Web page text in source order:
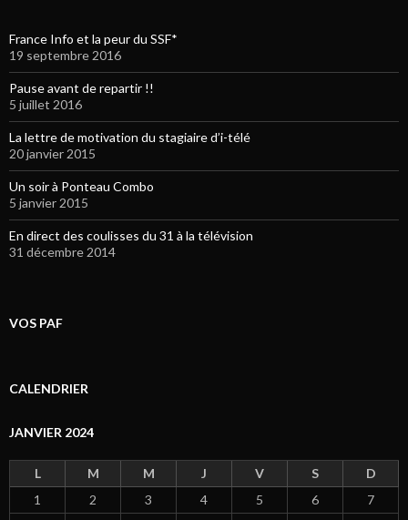
France Info et la peur du SSF*
19 septembre 2016
Pause avant de repartir !!
5 juillet 2016
La lettre de motivation du stagiaire d’i-télé
20 janvier 2015
Un soir à Ponteau Combo
5 janvier 2015
En direct des coulisses du 31 à la télévision
31 décembre 2014
VOS PAF
CALENDRIER
JANVIER 2024
L M M J V S
D
1
2 3 4 5 6
7